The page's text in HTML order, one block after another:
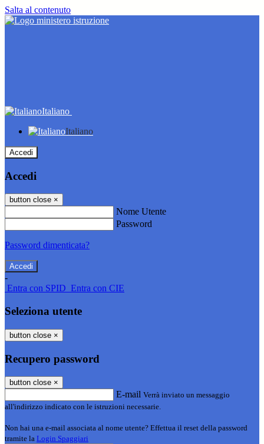
Salta al contenuto
Italiano
Italiano
Accedi
Accedi
button close ×
Nome Utente
Password
Password dimenticata?
-
Entra con SPID Entra con CIE
Seleziona utente
button close ×
Recupero password
button close ×
E-mail Verrà inviato un messaggio
all'indirizzo indicato con le istruzioni necessarie.
Non hai una e-mail associata al nome utente? Effettua il reset della password
tramite la Login Spaggiari